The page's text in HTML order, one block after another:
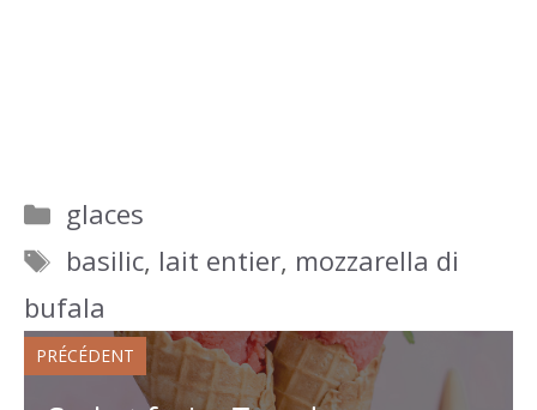
Catégories
glaces
Étiquettes
basilic, lait entier, mozzarella di
bufala
PRÉCÉDENT